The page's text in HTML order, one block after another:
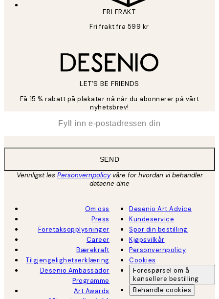
FRI FRAKT
Fri frakt fra 599 kr
LET’S BE FRIENDS
Få 15 % rabatt på plakater nå når du abonnerer på vårt
nyhetsbrev!
SEND
Vennligst les Personvernpolicyvåre for hvordan vi behandler
dataene dine
Om oss
Press
Foretaksopplysninger
Career
Bærekraft
Tilgjengelighetserklæring
Desenio Ambassador
Programme
Art Awards
Desenio Art Advice
Kundeservice
Spor din bestilling
Kjøpsvilkår
Personvernpolicy
Cookies
Forespørsel om å
kansellere bestilling
Behandle cookies